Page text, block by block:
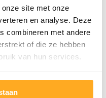
site met onze
en analyse. Deze
combineren met andere
of die ze hebben
van hun services.
5272 reviews